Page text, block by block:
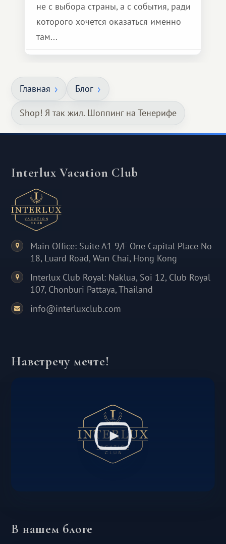
не с выбора страны, а с события, ради
которого хочется оказаться именно
там...
Главная Блог
Shop! Я так жил. Шоппинг на Тенерифе
Interlux Vacation Club
Main Office: Suite A1 9/F One Capital Place No
18, Luard Road, Wan Chai, Hong Kong
Interlux Club Royal: Naklua, Soi 12, Club Royal
107, Chonburi Pattaya, Thailand
info@interluxclub.com
Навстречу мечте!
В нашем блоге